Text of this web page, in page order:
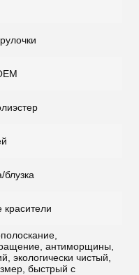
красители
антиморщины,
экологически чистый,
быстрый с